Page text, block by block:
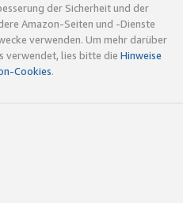
der Sicherheit und der
Amazon-Seiten und -Dienste
verwenden. Um mehr darüber
verwendet, lies bitte die Hinweise
Cookies.